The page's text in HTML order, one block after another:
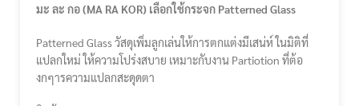
มะ ละ กอ (MA RA KOR) เลือกใช้กระจก Patterned Glass
Patterned Glass วัสดุเพิ่มลูกเล่นให้การตกแต่งมีเสน่ห์ ในมิติที่
แปลกใหม่ ให้ความโปร่งสบาย เหมาะกับงาน Partiotion ที่ต้อ
งกๆารความแปลกสะดุดตา